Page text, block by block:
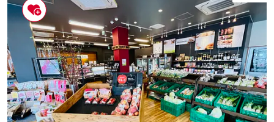
ット」などがあります。